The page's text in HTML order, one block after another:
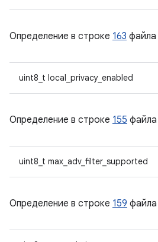
Определение в строке 163 файла
uint8_t local_privacy_enabled
Определение в строке 155 файла
uint8_t max_adv_filter_supported
Определение в строке 159 файла